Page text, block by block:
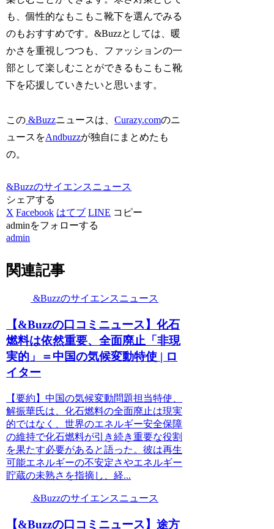
も、個性的なもこもこ靴下を選んでみる
のもおすすめです。&Buzzとしては、暖
かさを重視しつつも、ファッションの一
部として楽しむことができるもこもこ靴
下を応援していきたいと思います。
この &Buzzニュースは、Curazy.comのニ
ュースをAndbuzzが独自にまとめたも
の。
&Buzzのサイエンスニュース
シェアする
X Facebook はてブ LINE コピー
adminをフォローする
admin
関連記事
&Buzzのサイエンスニュース
【&Buzzの口コミニュース】化石
燃料は依然重要、全面廃止「非現
実的」＝中国の気候変動特使 | ロ
イター
【要約】中国の気候変動問題担当特使、
解振華氏は、化石燃料の全面廃止は現実
的ではなく、世界のエネルギー安全保障
の維持で化石燃料が引き続き重要な役割
を果たす必要があると語った。彼は再生
可能エネルギーの不安定さやエネルギー
貯蔵の未熟さを指摘し、経...
&Buzzのサイエンスニュース
【&Buzzの口コミニュース】途方